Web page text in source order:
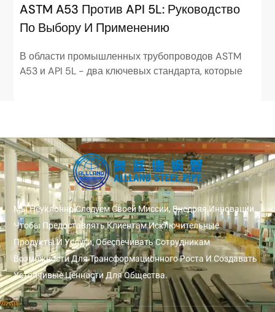
ASTM A53 Против API 5L: Руководство
По Выбору И Применению
В области промышленных трубопроводов ASTM
A53 и API 5L - два ключевых стандарта, которые
Мы Неуклонно Следуем Своей Миссии, Внедряя Инновации,
Чтобы Предоставлять Клиентам Исключительные
Продукты И Услуги, Обеспечивать Сотрудникам
Возможности Для Трансформационного Роста И Создавать
Устойчивые Ценности Для Общества.